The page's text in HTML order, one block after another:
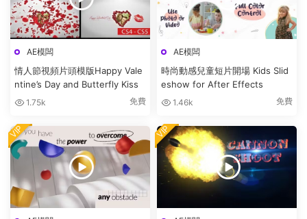
AE模闆
情人節視頻片頭模版Happy Vale
ntine’s Day and Butterfly Kiss
1.75k 免費
AE模闆
時尚動感兒童短片開場 Kids Slid
eshow for After Effects
1.46k 免費
VIP VIP